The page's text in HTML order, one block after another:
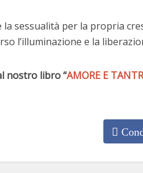
la sessualità per la propria
l’illuminazione e la
nostro libro “AMORE E